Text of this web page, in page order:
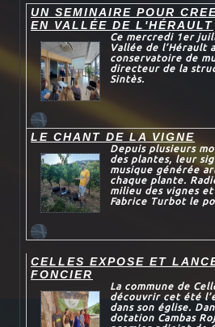
UN SEMINAIRE POUR
EN VALLÉE DE L'HÉRAULT
Ce mercredi 1er
Vallée de l’Hérault
conservatoire de
directeur de la
Sintès.
LE CHANT DE LA VIGNE
Depuis plusieurs
des plantes, leur
musique générée
chaque plante.
milieu des vignes
Fabrice Turbot le
CELLES EXPOSE ET
FONCIER
La commune de
découvrir cet été
dans son église.
dotation Cambas